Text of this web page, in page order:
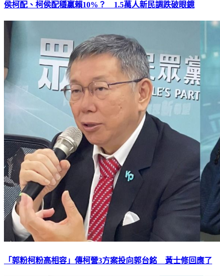
侯柯配、柯侯配穩贏賴10%？ 1.5萬人新民調跌破眼鏡
「郭粉柯粉高相容」傳柯營3方案投向郭台銘 黃士修回應了